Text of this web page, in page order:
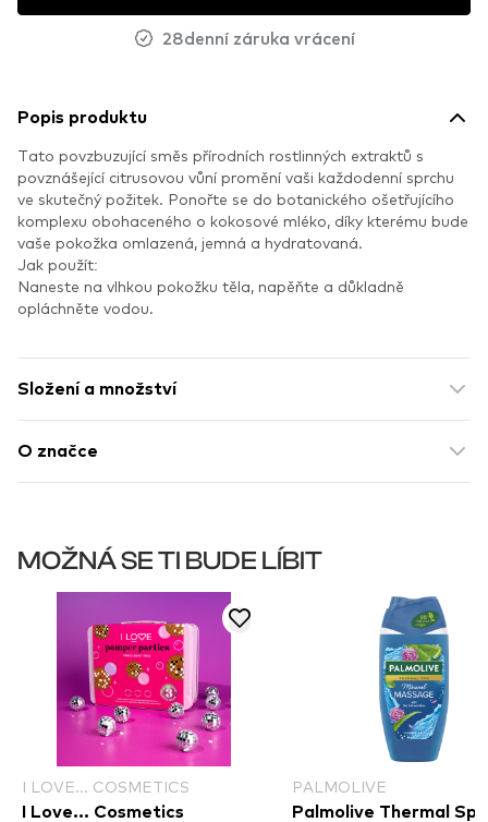
28denní záruka vrácení
Popis produktu
Tato povzbuzující směs přírodních rostlinných extraktů s
povznášející citrusovou vůní promění vaši každodenní sprchu
ve skutečný požitek. Ponořte se do botanického ošetřujícího
komplexu obohaceného o kokosové mléko, díky kterému bude
vaše pokožka omlazená, jemná a hydratovaná.
Jak použít:
Naneste na vlhkou pokožku těla, napěňte a důkladně
opláchněte vodou.
Složení a množství
O značce
MOŽNÁ SE TI BUDE LÍBIT
I LOVE... COSMETICS
I Love... Cosmetics
PALMOLIVE
Palmolive Thermal Spa